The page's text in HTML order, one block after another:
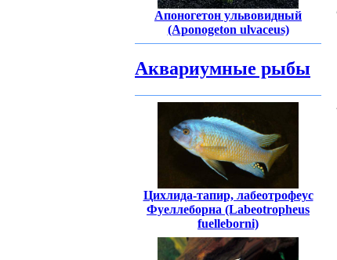
Апоногетон ульвовидный
(Aponogeton ulvaceus)
Аквариумные рыбы
Цихлида-тапир, лабеотрофеус
Фуеллеборна (Labeotropheus
fuelleborni)